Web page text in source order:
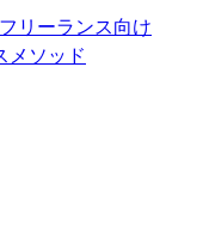
リーランス向け
メソッド